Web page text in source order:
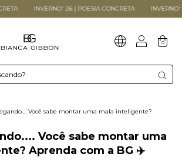
26 | POESIA CONCRETA INVERNO' 26 | POESIA
0
Você sabe montar uma mala inteligente?
Você sabe montar uma
Aprenda com a BG ✈️